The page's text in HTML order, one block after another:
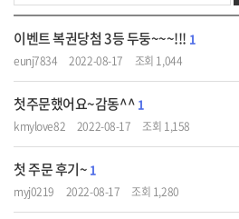
이벤트 복권당첨 3등 두둥~~~!!! 1
eunj7834 2022-08-17 조회 1,044
첫주문했어요~감동^^ 1
kmylove82 2022-08-17 조회 1,158
첫 주문 후기~ 1
myj0219 2022-08-17 조회 1,280